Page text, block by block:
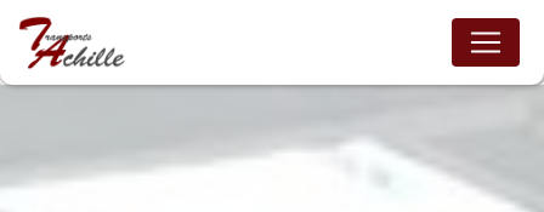
Panneau de gestion des cookies